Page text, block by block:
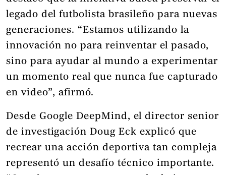
legado del futbolista brasileño para nuevas
generaciones. “Estamos utilizando la
innovación no para reinventar el pasado,
sino para ayudar al mundo a experimentar
un momento real que nunca fue capturado
en video”, afirmó.
Desde Google DeepMind, el director senior
de investigación Doug Eck explicó que
recrear una acción deportiva tan compleja
representó un desafío técnico importante.